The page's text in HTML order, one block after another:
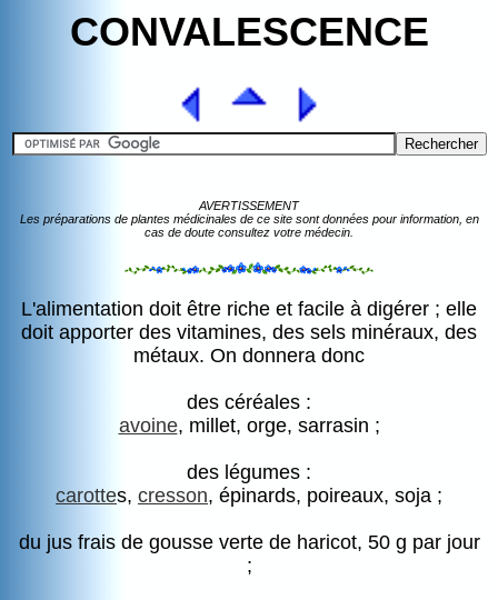
CONVALESCENCE
AVERTISSEMENT
Les préparations de plantes médicinales de ce site sont données pour information, en
cas de doute consultez votre médecin.
L'alimentation doit être riche et facile à digérer ; elle
doit apporter des vitamines, des sels minéraux, des
métaux. On donnera donc
des céréales :
avoine, millet, orge, sarrasin ;
des légumes :
carottes, cresson, épinards, poireaux, soja ;
du jus frais de gousse verte de haricot, 50 g par jour
;